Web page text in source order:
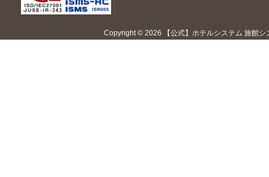
Copyright © 2026 【公式】ホテルシステム 旅館